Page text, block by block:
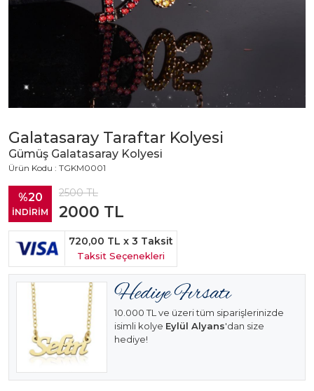
Galatasaray Taraftar Kolyesi
Gümüş Galatasaray Kolyesi
Ürün Kodu : TGKM0001
%20
İNDİRİM
2500TL
2000 TL
720,00 TL x 3 Taksit
Taksit Seçenekleri
10.000 TL ve üzeri tüm siparişlerinizde
isimli kolye Eylül Alyans'dan size
hediye!